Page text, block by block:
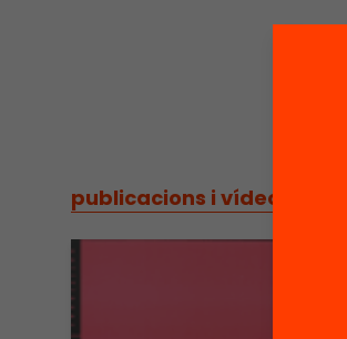
publicacions i vídeos